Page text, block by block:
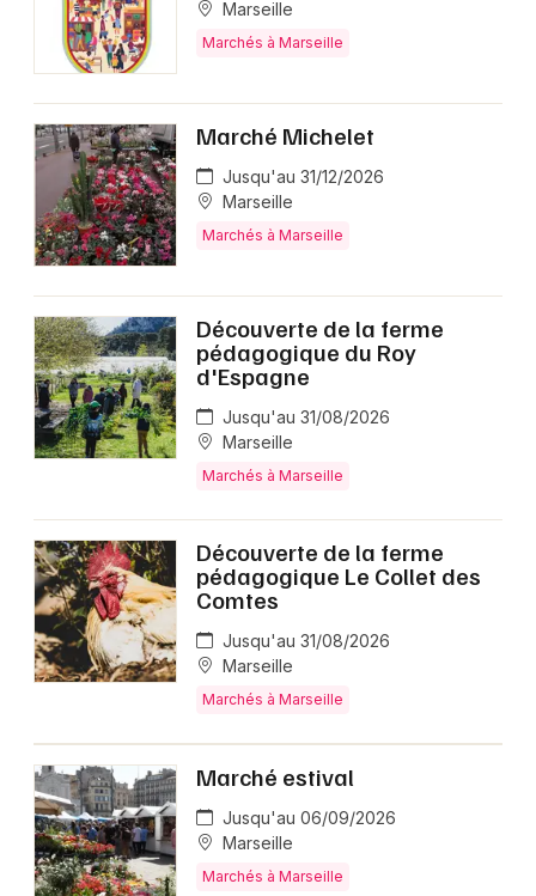
Marseille
Marchés à Marseille
Marché Michelet
Jusqu'au 31/12/2026
Marseille
Marchés à Marseille
Découverte de la ferme
pédagogique du Roy
d'Espagne
Jusqu'au 31/08/2026
Marseille
Marchés à Marseille
Découverte de la ferme
pédagogique Le Collet des
Comtes
Jusqu'au 31/08/2026
Marseille
Marchés à Marseille
Marché estival
Jusqu'au 06/09/2026
Marseille
Marchés à Marseille